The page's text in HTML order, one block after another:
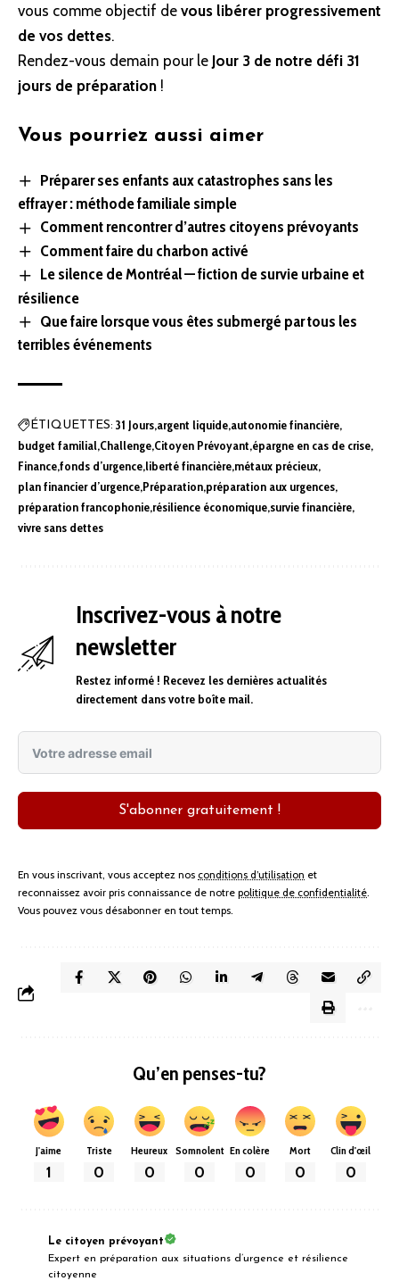
vous comme objectif de vous libérer progressivement
de vos dettes.
Rendez-vous demain pour le Jour 3 de notre défi 31
jours de préparation !
Vous pourriez aussi aimer
Préparer ses enfants aux catastrophes sans les
effrayer : méthode familiale simple
Comment rencontrer d’autres citoyens prévoyants
Comment faire du charbon activé
Le silence de Montréal — fiction de survie urbaine et
résilience
Que faire lorsque vous êtes submergé par tous les
terribles événements
ÉTIQUETTES: 31 Jours argent liquide autonomie financière
budget familial Challenge Citoyen Prévoyant épargne en cas de crise
Financefonds d’urgence liberté financière métaux précieux
plan financier d’urgence Préparation préparation aux urgences
préparation francophonie résilience économique survie financière
vivre sans dettes
Inscrivez-vous à notre
newsletter
Restez informé ! Recevez les dernières actualités
directement dans votre boîte mail.
S'abonner gratuitement !
En vous inscrivant, vous acceptez nos conditions d’utilisation et
reconnaissez avoir pris connaissance de notre politique de confidentialité.
Vous pouvez vous désabonner en tout temps.
Qu’en penses-tu?
J'aime
1
Triste
0
Heureux
0
Somnolent
0
En colère
0
Mort
0
Clin d'œil
0
Le citoyen prévoyant
Expert en préparation aux situations d’urgence et résilience
citoyenne